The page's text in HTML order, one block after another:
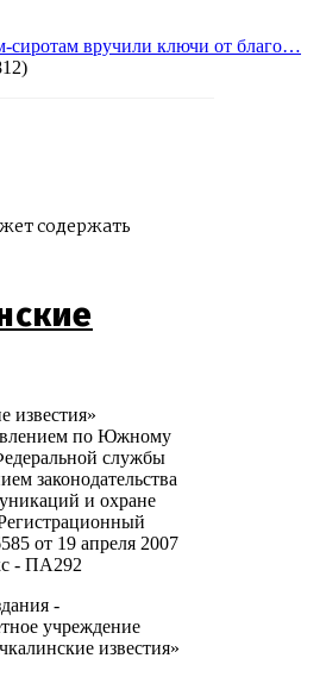
сиротам вручили ключи от благо…
содержать
известия»
по Южному
службы
законодательства
и охране
от 19 апреля 2007
- ПА292
-
учреждение
известия»